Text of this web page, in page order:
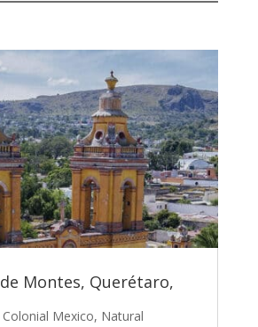
Montes, Querétaro,
Colonial Mexico, Natural